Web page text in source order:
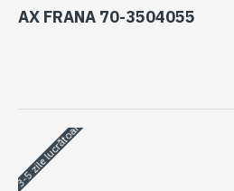
AX FRANA 70-3504055
3-5 zile lucrătoare